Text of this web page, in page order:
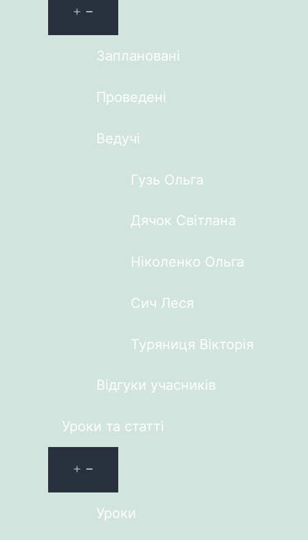
Заплановані
Проведені
Ведучі
Гузь Ольга
Дячок Світлана
Ніколенко Ольга
Сич Леся
Туряниця Вікторія
Відгуки учасників
Уроки та статті
Уроки